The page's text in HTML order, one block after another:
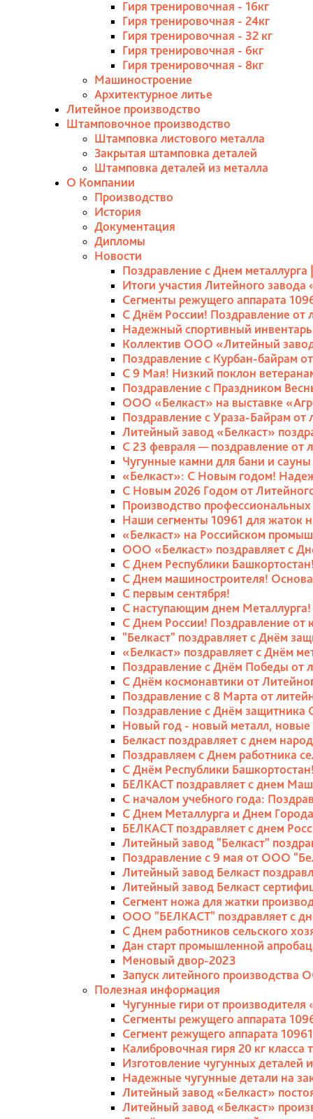
Гиря тренировочная - 16кг
Гиря тренировочная - 24кг
Гиря тренировочная - 32 кг
Гиря тренировочная - 6кг
Гиря тренировочная - 8кг
Машиностроение
Архитектурное литье
Литейное производство
Штамповочное производство
Штамповка листового металла
Закрытая штамповка деталей
Штамповка деталей из металла
О Компании
Производство
История
Документация
Дипломы
Новости
Поздравление с Днем
Итоги участия Литейного
Сегменты режущего аппарата
С Днём России! Поздравление от
Надежный спортивный инвентарь
Коллектив ООО «Литейный завод
Поздравление с Курбан-байрам
С 9 Мая! Низкий поклон
Поздравление с Праздником
ООО «Белкаст» на выставке
Поздравление с Ураза-Байрам от
Литейный завод «Белкаст»
С 23 февраля — поздравление от
Чугунные камни для бани и
«Белкаст»: С Новым годом!
С Новым 2026 Годом от
Производство
Наши сегменты 10961 для жаток
«Белкаст» на Российском
ООО «Белкаст» поздравляет с
С Днем Республики
С Днем машиностроителя!
С первым сентября!
С наступающим днем Металлурга!
С Днем России! Поздравление
"Белкаст" поздравляет с Днём
«Белкаст» поздравляет с Днём
Поздравление с Днём Победы от
С Днём космонавтики от
Поздравление с 8 Марта от
Поздравление с Днём защитника
Новый год - новый металл, новые
Белкаст поздравляет с днем
Поздравляем с Днем работника
С Днём Республики
БЕЛКАСТ поздравляет с днем
С началом учебного года:
С Днем Металлурга и Днем
БЕЛКАСТ поздравляет с днем
Литейный завод "Белкаст"
Поздравление с 9 мая от ООО
Литейный завод Белкаст
Литейный завод Белкаст
Сегмент ножа для жатки
ООО "БЕЛКАСТ" поздравляет с
C Днем работников сельского
Дан старт промышленной
Меновый двор-2023
Запуск литейного производства
Полезная информация
Чугунные гири от производителя
Сегменты режущего аппарата
Сегмент режущего аппарата
Калибровочная гиря 20 кг
Изготовление чугунных деталей
Надежные чугунные детали на
Литейный завод «Белкаст»
Литейный завод «Белкаст»